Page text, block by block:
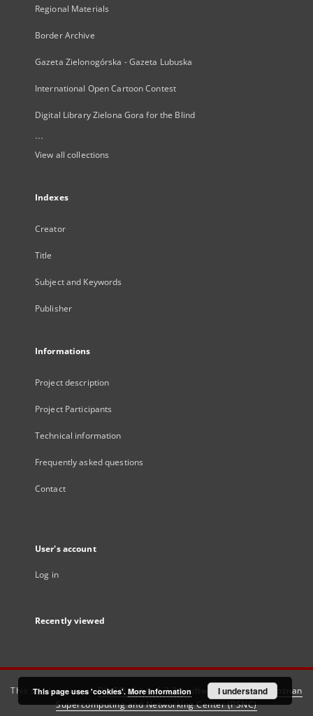
Regional Materials
Border Archive
Gazeta Zielonogórska - Gazeta Lubuska
International Open Cartoon Contest
Digital Library Zielona Gora for the Blind
...
View all collections
Indexes
Creator
Title
Subject and Keywords
Publisher
Informations
Project description
Project Participants
Technical information
Frequently asked questions
Contact
User's account
Log in
Recently viewed
This service runs onDInGO dLibra 6.3.21software created by
Poznan
Supercomputing and Networking Center (PSNC)
This page uses 'cookies'. More information I understand